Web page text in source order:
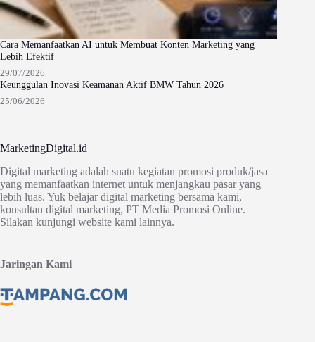
Cara Memanfaatkan AI untuk Membuat Konten Marketing yang
Lebih Efektif
29/07/2026
Keunggulan Inovasi Keamanan Aktif BMW Tahun 2026
25/06/2026
MarketingDigital.id
Digital marketing adalah suatu kegiatan promosi produk/jasa
yang memanfaatkan internet untuk menjangkau pasar yang
lebih luas. Yuk belajar digital marketing bersama kami,
konsultan digital marketing, PT Media Promosi Online.
Silakan kunjungi website kami lainnya.
Jaringan Kami